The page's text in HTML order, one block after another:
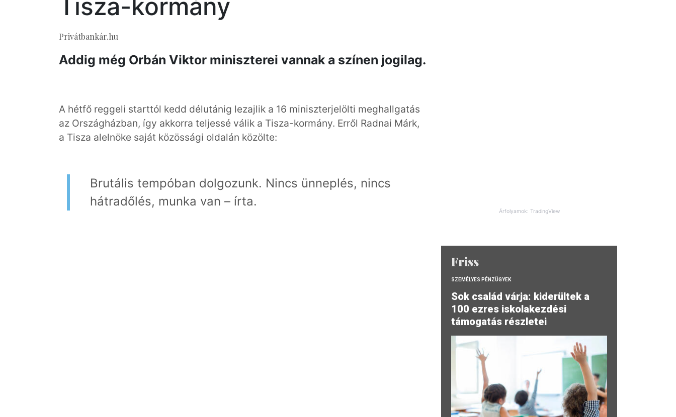
Tisza-kormány
Privátbankár.hu
Addig még Orbán Viktor miniszterei vannak a színen jogilag.
A hétfő reggeli starttól kedd délutánig lezajlik a 16 miniszterjelölti meghallgatás
az Országházban, így akkorra teljessé válik a Tisza-kormány. Erről Radnai Márk,
a Tisza alelnöke saját közössági oldalán közölte:
Brutális tempóban dolgozunk. Nincs ünneplés, nincs
hátradőlés, munka van – írta.
Árfolyamok: TradingView
Friss
SZEMÉLYES PÉNZÜGYEK
Sok család várja: kiderültek a
100 ezres iskolakezdési
támogatás részletei